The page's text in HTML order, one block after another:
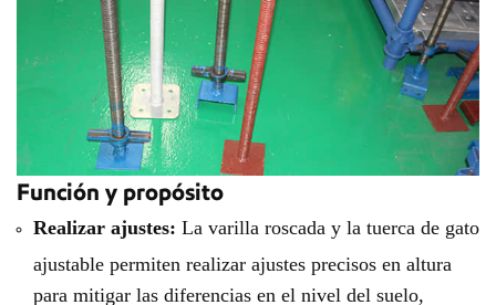
Función y propósito
Realizar ajustes: La varilla roscada y la tuerca de gato
ajustable permiten realizar ajustes precisos en altura
para mitigar las diferencias en el nivel del suelo,